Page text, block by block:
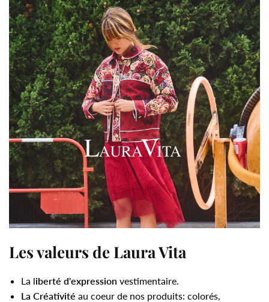
Les valeurs de Laura Vita
La liberté d'expression vestimentaire.
La Créativité au coeur de nos produits: colorés,